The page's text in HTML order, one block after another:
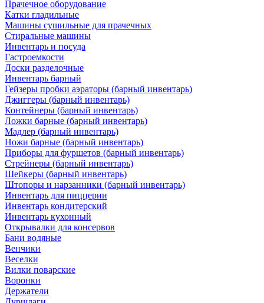
Прачечное оборудование
Катки гладильные
Машины сушильные для прачечных
Стиральные машины
Инвентарь и посуда
Гастроемкости
Доски разделочные
Инвентарь барный
Гейзеры пробки аэраторы (барный инвентарь)
Джиггеры (барный инвентарь)
Контейнеры (барный инвентарь)
Ложки барные (барный инвентарь)
Мадлер (барный инвентарь)
Ножи барные (барный инвентарь)
Приборы для фуршетов (барный инвентарь)
Стрейнеры (барный инвентарь)
Шейкеры (барный инвентарь)
Штопоры и нарзанники (барный инвентарь)
Инвентарь для пиццерии
Инвентарь кондитерский
Инвентарь кухонный
Открывалки для консервов
Бани водяные
Венчики
Веселки
Вилки поварские
Воронки
Держатели